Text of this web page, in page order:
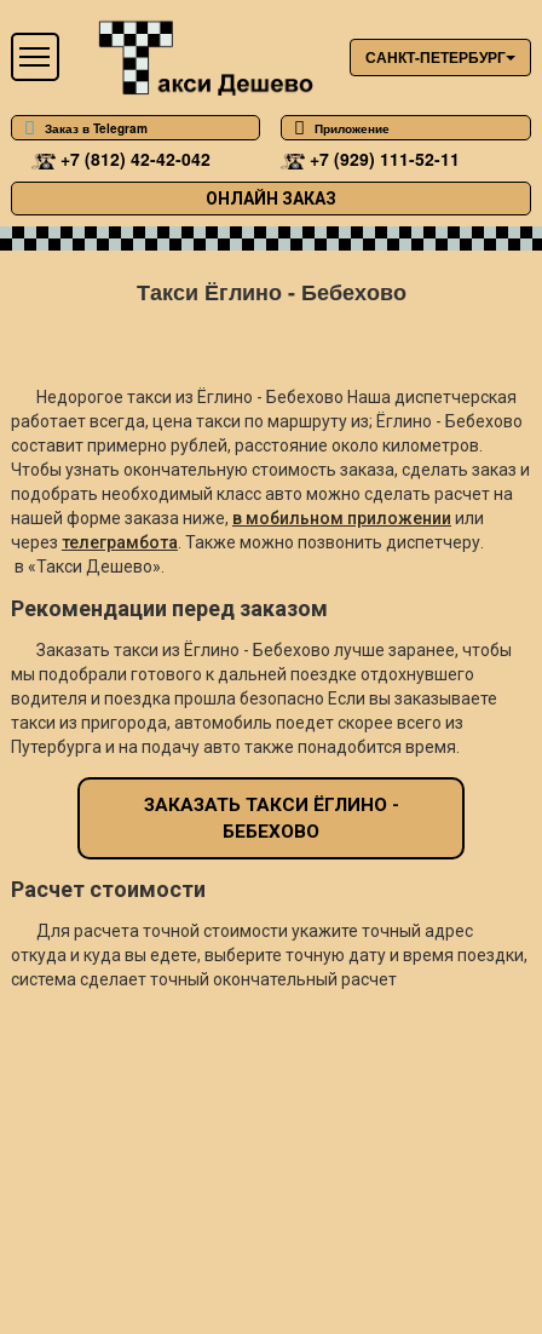
САНКТ-ПЕТЕРБУРГ
Заказ в Telegram Приложение
+7 (812) 42-42-042 +7 (929) 111-52-11
ОНЛАЙН ЗАКАЗ
Такси Ёглино - Бебехово
Недорогое такси из Ёглино - Бебехово Наша диспетчерская
работает всегда, цена такси по маршруту из; Ёглино - Бебехово
составит примерно рублей, расстояние около километров.
Чтобы узнать окончательную стоимость заказа, сделать заказ и
подобрать необходимый класс авто можно сделать расчет на
нашей форме заказа ниже, в мобильном приложении или
через телеграмбота . Также можно позвонить диспетчеру.
в «Такси Дешево».
Рекомендации перед заказом
Заказать такси из Ёглино - Бебехово лучше заранее, чтобы
мы подобрали готового к дальней поездке отдохнувшего
водителя и поездка прошла безопасно Если вы заказываете
такси из пригорода, автомобиль поедет скорее всего из
Путербурга и на подачу авто также понадобится время.
ЗАКАЗАТЬ ТАКСИ ЁГЛИНО -
БЕБЕХОВО
Расчет стоимости
Для расчета точной стоимости укажите точный адрес
откуда и куда вы едете, выберите точную дату и время поездки,
система сделает точный окончательный расчет